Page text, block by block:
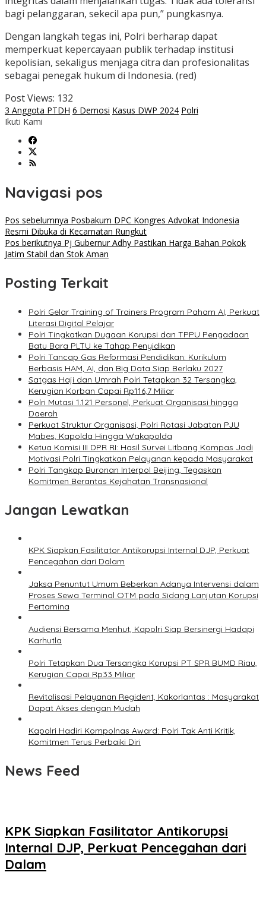
bagi pelanggaran, sekecil apa pun,” pungkasnya.
Dengan langkah tegas ini, Polri berharap dapat
memperkuat kepercayaan publik terhadap institusi
kepolisian, sekaligus menjaga citra dan profesionalitas
sebagai penegak hukum di Indonesia. (red)
Post Views: 132
3 Anggota PTDH 6 Demosi Kasus DWP 2024 Polri
Ikuti Kami
Navigasi pos
Pos sebelumnya Posbakum DPC Kongres Advokat Indonesia
Resmi Dibuka di Kecamatan Rungkut
Pos berikutnya Pj Gubernur Adhy Pastikan Harga Bahan Pokok
Jatim Stabil dan Stok Aman
Posting Terkait
Polri Gelar Training of Trainers Program Paham AI, Perkuat
Literasi Digital Pelajar
Polri Tingkatkan Dugaan Korupsi dan TPPU Pengadaan
Batu Bara PLTU ke Tahap Penyidikan
Polri Tancap Gas Reformasi Pendidikan: Kurikulum
Berbasis HAM, AI, dan Big Data Siap Berlaku 2027
Satgas Haji dan Umrah Polri Tetapkan 32 Tersangka,
Kerugian Korban Capai Rp116,7 Miliar
Polri Mutasi 1.121 Personel, Perkuat Organisasi hingga
Daerah
Perkuat Struktur Organisasi, Polri Rotasi Jabatan PJU
Mabes, Kapolda Hingga Wakapolda
Ketua Komisi III DPR RI: Hasil Survei Litbang Kompas Jadi
Motivasi Polri Tingkatkan Pelayanan kepada Masyarakat
Polri Tangkap Buronan Interpol Beijing, Tegaskan
Komitmen Berantas Kejahatan Transnasional
Jangan Lewatkan
KPK Siapkan Fasilitator Antikorupsi Internal DJP, Perkuat
Pencegahan dari Dalam
Jaksa Penuntut Umum Beberkan Adanya Intervensi dalam
Proses Sewa Terminal OTM pada Sidang Lanjutan Korupsi
Pertamina
Audiensi Bersama Menhut, Kapolri Siap Bersinergi Hadapi
Karhutla
Polri Tetapkan Dua Tersangka Korupsi PT SPR BUMD Riau,
Kerugian Capai Rp33 Miliar
Revitalisasi Pelayanan Regident, Kakorlantas : Masyarakat
Dapat Akses dengan Mudah
Kapolri Hadiri Kompolnas Award: Polri Tak Anti Kritik,
Komitmen Terus Perbaiki Diri
News Feed
KPK Siapkan Fasilitator Antikorupsi
Internal DJP, Perkuat Pencegahan dari
Dalam